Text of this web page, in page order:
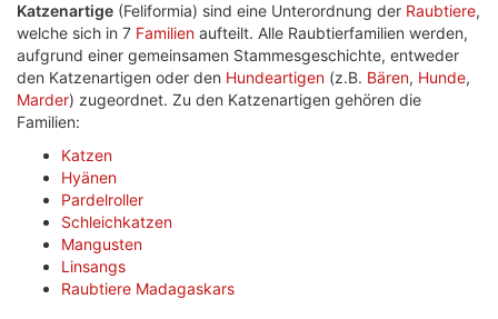
Katzenartige (Feliformia) sind eine Unterordnung der Raubtiere,
welche sich in 7 Familien aufteilt. Alle Raubtierfamilien werden,
aufgrund einer gemeinsamen Stammesgeschichte, entweder
den Katzenartigen oder den Hundeartigen (z.B. Bären, Hunde,
Marder) zugeordnet. Zu den Katzenartigen gehören die
Familien:
Katzen
Hyänen
Pardelroller
Schleichkatzen
Mangusten
Linsangs
Raubtiere Madagaskars